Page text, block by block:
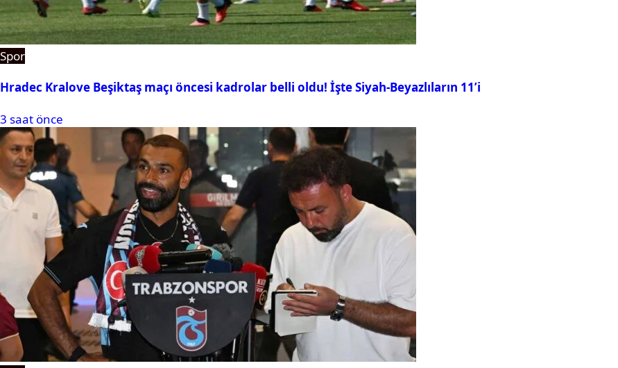
Spor
Hradec Kralove Beşiktaş maçı öncesi kadrolar belli oldu! İşte Siyah-Beyazlıların 11’i
3 saat önce